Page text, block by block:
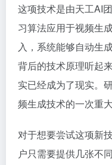
这项技术是由天工AI
习算法应用于视频生
入，系统能够自动生
背后的技术原理听起
实已经成为了现实。
频生成技术的一次重大
对于想要尝试这项新
户只需要提供几张不